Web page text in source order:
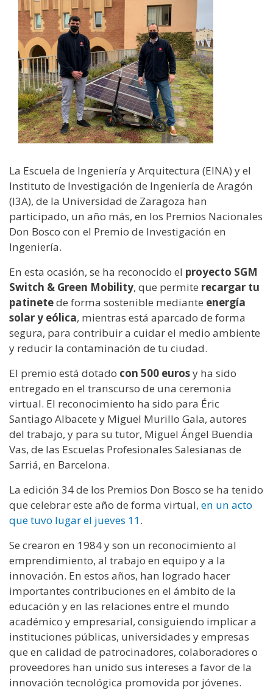
La Escuela de Ingeniería y Arquitectura (EINA) y el
Instituto de Investigación de Ingeniería de Aragón
(I3A), de la Universidad de Zaragoza han
participado, un año más, en los Premios Nacionales
Don Bosco con el Premio de Investigación en
Ingeniería.
En esta ocasión, se ha reconocido el proyecto SGM
Switch & Green Mobility, que permite recargar tu
patinetede forma sostenible mediante energía
solar y eólica, mientras está aparcado de forma
segura, para contribuir a cuidar el medio ambiente
y reducir la contaminación de tu ciudad.
El premio está dotado con 500 eurosy ha sido
entregado en el transcurso de una ceremonia
virtual. El reconocimiento ha sido para Éric
Santiago Albacete y Miguel Murillo Gala, autores
del trabajo, y para su tutor, Miguel Ángel Buendia
Vas, de las Escuelas Profesionales Salesianas de
Sarriá, en Barcelona.
La edición 34 de los Premios Don Bosco se ha tenido
que celebrar este año de forma virtual, en un acto
que tuvo lugar el jueves 11.
Se crearon en 1984 y son un reconocimiento al
emprendimiento, al trabajo en equipo y a la
innovación. En estos años, han logrado hacer
importantes contribuciones en el ámbito de la
educación y en las relaciones entre el mundo
académico y empresarial, consiguiendo implicar a
instituciones públicas, universidades y empresas
que en calidad de patrocinadores, colaboradores o
proveedores han unido sus intereses a favor de la
innovación tecnológica promovida por jóvenes.